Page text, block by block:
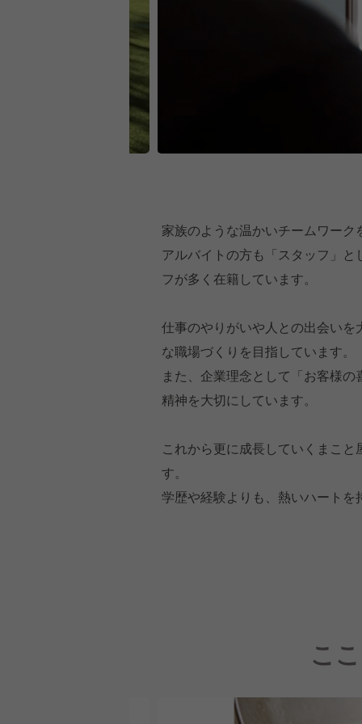
家族のような温かいチームワー
アルバイトの方も「スタッフ」
フが多く在籍しています。
仕事のやりがいや人との出会い
な職場づくりを目指しています。
また、企業理念として「お客様
精神を大切にしています。
これから更に成長していくまこ
す。
学歴や経験よりも、熱いハート
こ